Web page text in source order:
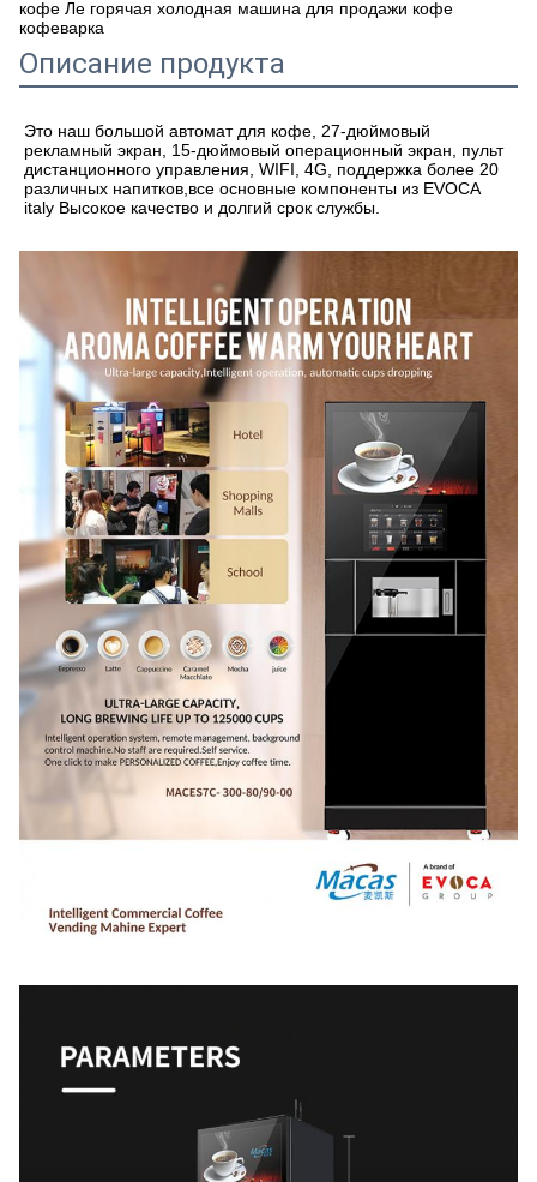
кофе Ле горячая холодная машина для продажи кофе
кофеварка
Описание продукта
Это наш большой автомат для кофе, 27-дюймовый
рекламный экран, 15-дюймовый операционный экран, пульт
дистанционного управления, WIFI, 4G, поддержка более 20
различных напитков,все основные компоненты из EVOCA
italy Высокое качество и долгий срок службы.